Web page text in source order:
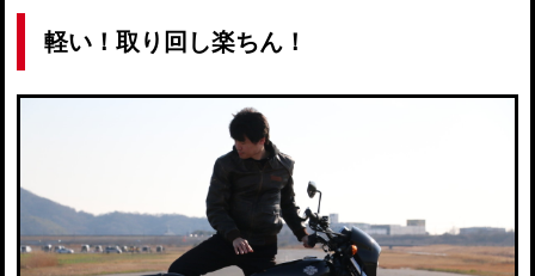
軽い！取り回し楽ちん！